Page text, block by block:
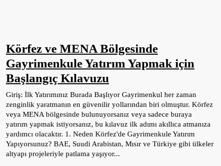
Körfez ve MENA Bölgesinde
Gayrimenkule Yatırım Yapmak için
Başlangıç Kılavuzu
Giriş: İlk Yatırımınız Burada Başlıyor Gayrimenkul her zaman
zenginlik yaratmanın en güvenilir yollarından biri olmuştur. Körfez
veya MENA bölgesinde bulunuyorsanız veya sadece buraya
yatırım yapmak istiyorsanız, bu kılavuz ilk adımı akıllıca atmanıza
yardımcı olacaktır. 1. Neden Körfez'de Gayrimenkule Yatırım
Yapıyorsunuz? BAE, Suudi Arabistan, Mısır ve Türkiye gibi ülkeler
altyapı projeleriyle patlama yaşıyor...